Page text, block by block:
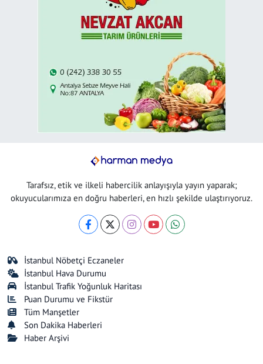
Tarafsız, etik ve ilkeli habercilik anlayışıyla yayın yaparak;
okuyucularımıza en doğru haberleri, en hızlı şekilde ulaştırıyoruz.
İstanbul Nöbetçi Eczaneler
İstanbul Hava Durumu
İstanbul Trafik Yoğunluk Haritası
Puan Durumu ve Fikstür
Tüm Manşetler
Son Dakika Haberleri
Haber Arşivi